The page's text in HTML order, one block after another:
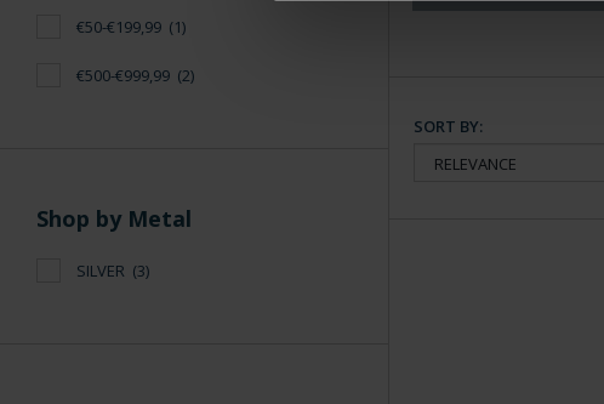
€50-€199,99 (1)
€500-€999,99 (2)
Shop by Metal
SILVER (3)
SORT BY: